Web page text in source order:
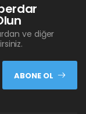
ve diğer
ABONE OL